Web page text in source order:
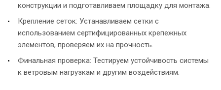
конструкции и подготавливаем площадку для монтажа.
Крепление сеток: Устанавливаем сетки с
использованием сертифицированных крепежных
элементов, проверяем их на прочность.
Финальная проверка: Тестируем устойчивость системы
к ветровым нагрузкам и другим воздействиям.